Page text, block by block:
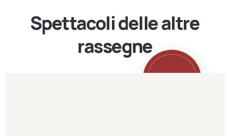
Spettacoli delle altre
rassegne